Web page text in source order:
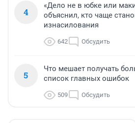
4
«Дело не в юбке или
объяснил, кто чаще
изнасилования
642 Обсудить
5
Что мешает получать
список главных ошибок
509 Обсудить